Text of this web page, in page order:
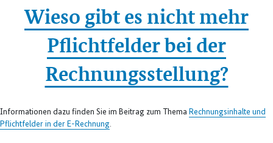
Wieso gibt es nicht mehr
Pflichtfelder bei der
Rechnungsstellung?
Informationen dazu finden Sie im Beitrag zum Thema Rechnungsinhalte und
Pflichtfelder in der E-Rechnung.